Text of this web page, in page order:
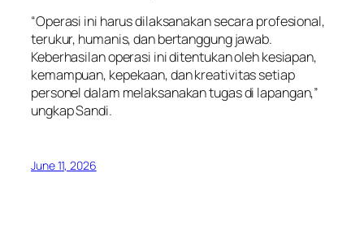
“Operasi ini harus dilaksanakan secara profesional,
terukur, humanis, dan bertanggung jawab.
Keberhasilan operasi ini ditentukan oleh kesiapan,
kemampuan, kepekaan, dan kreativitas setiap
personel dalam melaksanakan tugas di lapangan,”
ungkap Sandi.
June 11, 2026